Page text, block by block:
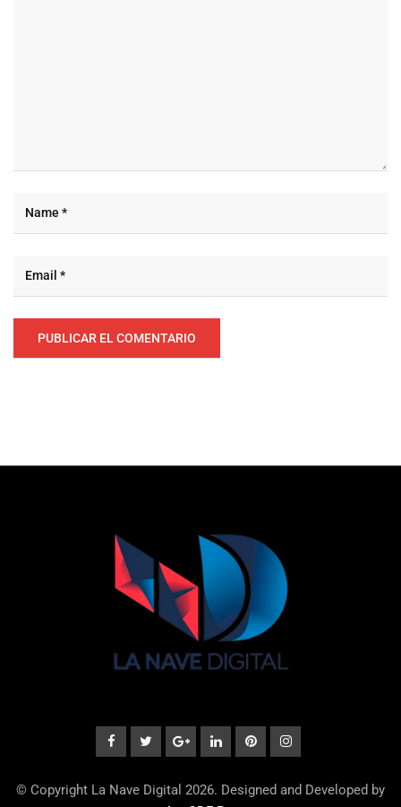
© Copyright La Nave Digital 2026. Designed and Developed by